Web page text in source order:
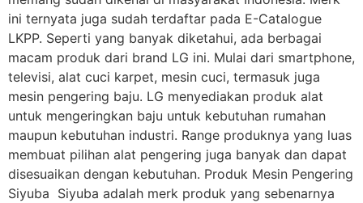
ini ternyata juga sudah terdaftar pada E-Catalogue
LKPP. Seperti yang banyak diketahui, ada berbagai
macam produk dari brand LG ini. Mulai dari smartphone,
televisi, alat cuci karpet, mesin cuci, termasuk juga
mesin pengering baju. LG menyediakan produk alat
untuk mengeringkan baju untuk kebutuhan rumahan
maupun kebutuhan industri. Range produknya yang luas
membuat pilihan alat pengering juga banyak dan dapat
disesuaikan dengan kebutuhan. Produk Mesin Pengering
Siyuba Siyuba adalah merk produk yang sebenarnya